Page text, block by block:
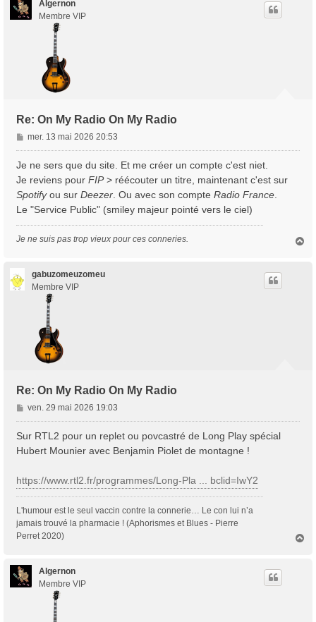
Algernon
Membre VIP
Re: On My Radio On My Radio
M
e
s
g
e
mer. 13 mai 2026 20:53
Je ne sers que du site. Et me créer un compte c'est niet.
Je reviens pour FIP> réécouter un titre, maintenant c'est sur
Spotifyou sur Deezer . Ou avec son compte Radio France
Le "Service Public" (smiley majeur pointé vers le ciel)
Je ne suis pas trop vieux pour ces conneries.
gabuzomeuzomeu
Membre VIP
Re: On My Radio On My Radio
M
e
s
a
e
ven. 29 mai 2026 19:03
Sur RTL2 pour un replet ou povcastré de Long Play spécial
Hubert Mounier avec Benjamin Piolet de montagne !
https://www.rtl2.fr/programmes/Long-Pla ... bclid=IwY2
L'humour est le seul vaccin contre la connerie… Le con lui n’a
jamais trouvé la pharmacie ! (Aphorismes et Blues - Pierre
Perret 2020)
Algernon
Membre VIP